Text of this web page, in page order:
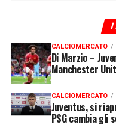
I
CALCIOMERCATO
Di Marzio –
Manchester
CALCIOMERCATO
Juventus, si
PSG cambia gli